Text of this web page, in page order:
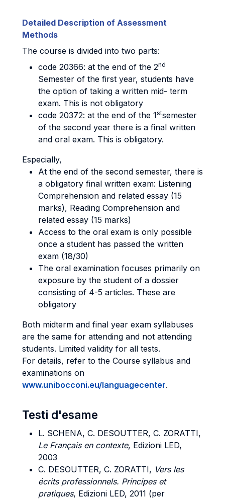
Detailed Description of Assessment
Methods
The course is divided into two parts:
code 20366: at the end of the 2nd
Semester of the first year, students have
the option of taking a written mid- term
exam. This is not obligatory
code 20372: at the end of the 1stsemester
of the second year there is a final written
and oral exam. This is obligatory.
Especially,
At the end of the second semester, there is
a obligatory final written exam: Listening
Comprehension and related essay (15
marks), Reading Comprehension and
related essay (15 marks)
Access to the oral exam is only possible
once a student has passed the written
exam (18/30)
The oral examination focuses primarily on
exposure by the student of a dossier
consisting of 4-5 articles. These are
obligatory
Both midterm and final year exam syllabuses
are the same for attending and not attending
students. Limited validity for all tests.
For details, refer to the Course syllabus and
examinations on
www.unibocconi.eu/languagecenter.
Testi d'esame
L. SCHENA, C. DESOUTTER, C. ZORATTI,
Le Français en contexte, Edizioni LED,
2003
C. DESOUTTER, C. ZORATTI, Vers les
écrits professionnels. Principes et
pratiques, Edizioni LED, 2011 (per